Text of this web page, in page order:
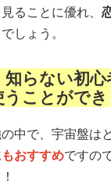
ることに優れ、
しょう。
知らない初
うことができ
中で、宇宙盤は
おすすめですの